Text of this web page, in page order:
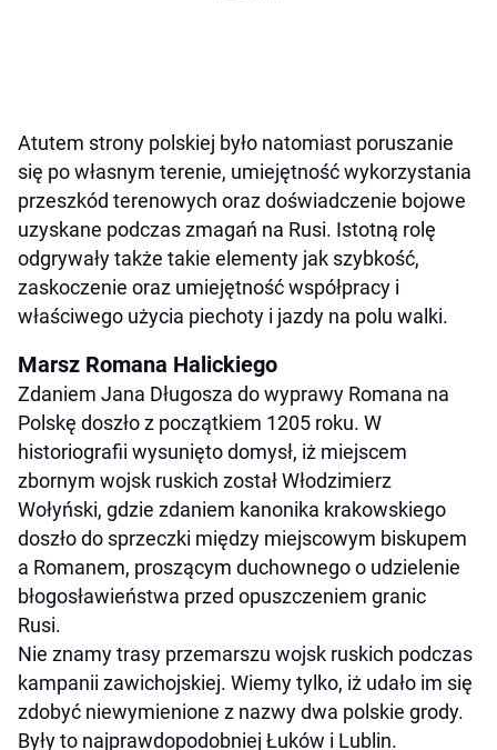
Atutem strony polskiej było natomiast poruszanie
się po własnym terenie, umiejętność wykorzystania
przeszkód terenowych oraz doświadczenie bojowe
uzyskane podczas zmagań na Rusi. Istotną rolę
odgrywały także takie elementy jak szybkość,
zaskoczenie oraz umiejętność współpracy i
właściwego użycia piechoty i jazdy na polu walki.
Marsz Romana Halickiego
Zdaniem Jana Długosza do wyprawy Romana na
Polskę doszło z początkiem 1205 roku. W
historiografii wysunięto domysł, iż miejscem
zbornym wojsk ruskich został Włodzimierz
Wołyński, gdzie zdaniem kanonika krakowskiego
doszło do sprzeczki między miejscowym biskupem
a Romanem, proszącym duchownego o udzielenie
błogosławieństwa przed opuszczeniem granic
Rusi.
Nie znamy trasy przemarszu wojsk ruskich podczas
kampanii zawichojskiej. Wiemy tylko, iż udało im się
zdobyć niewymienione z nazwy dwa polskie grody.
Były to najprawdopodobniej Łuków i Lublin.